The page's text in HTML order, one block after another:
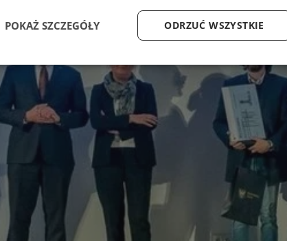
ODRZUĆ WSZYSTKIE
POKAŻ SZCZEGÓŁY
Niezbędne Wydajność Targetowanie
Niezbędne Wydajność
Niezbędne pliki cookie umożliwiają korzystanie z podstawowych funkcji strony
zarządzanie kontem. Bez niezbędnych plików cookie nie można prawidłowo
Nazwa Provider
Okres
Opis